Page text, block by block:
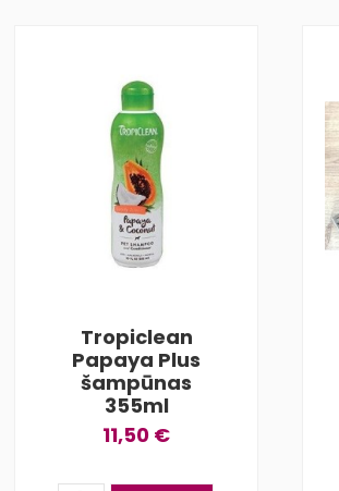
Tropiclean
Papaya Plus
šampūnas
355ml
11,50 €